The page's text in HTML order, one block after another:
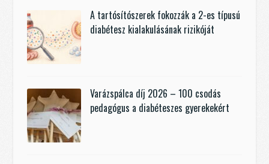
A tartósítószerek fokozzák a 2-es típusú
diabétesz kialakulásának rizikóját
Varázspálca díj 2026 – 100 csodás
pedagógus a diabéteszes gyerekekért